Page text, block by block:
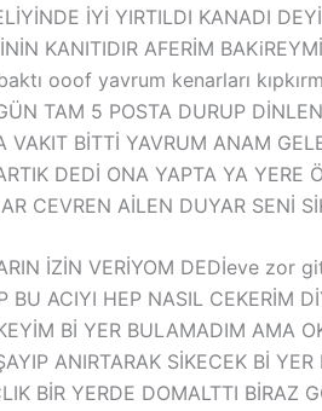
İYİ YIRTILDI KANADI
KANITIDIR AFERİM
ooof yavrum kenarları
TAM 5 POSTA DURUP
BİTTİ YAVRUM ANAM
DEDİ ONA YAPTA YA
CEVREN AİLEN DUYAR SENİ
İZİN VERİYOM DEDİeve
ACIYI HEP NASIL CEKERİM
Bİ YER BULAMADIM AMA
ANIRTARAK SİKECEK Bİ
BİR YERDE DOMALTTI BİRAZ